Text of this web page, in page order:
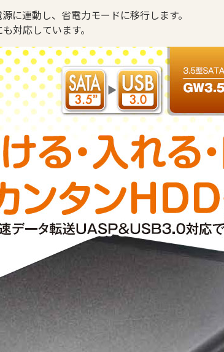
に連動し、省電力モードに移行します。
対応しています。